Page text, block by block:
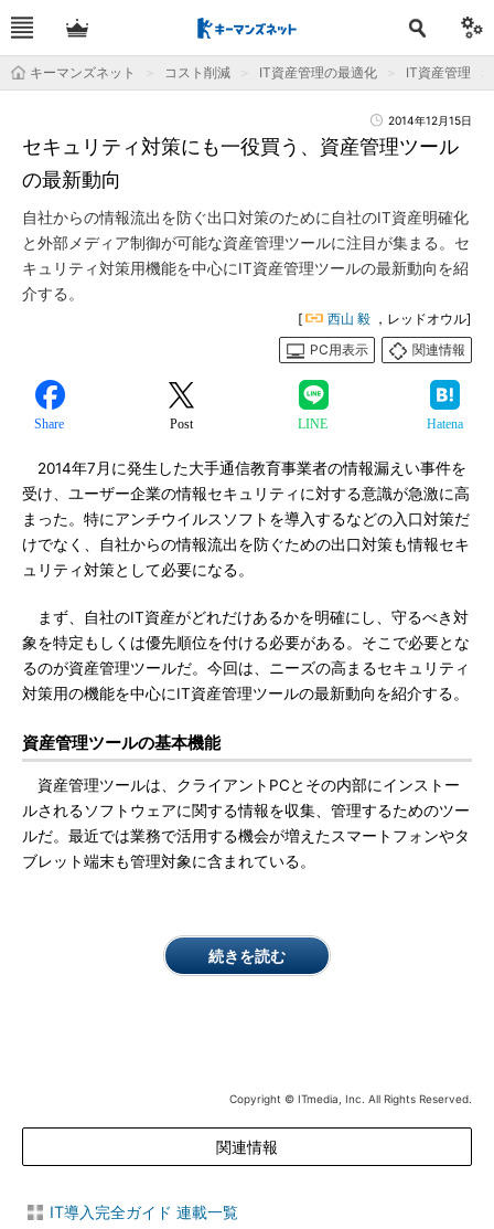
キーマンズネット コスト削減 IT資産管理の最適化 IT資産管理
2014年12月15日
セキュリティ対策にも一役買う、資産管理ツール
の最新動向
自社からの情報流出を防ぐ出口対策のために自社のIT資産明確化
と外部メディア制御が可能な資産管理ツールに注目が集まる。セ
キュリティ対策用機能を中心にIT資産管理ツールの最新動向を紹
介する。
[ 西山 毅 ，レッドオウル]
PC用表示
関連情報
Share Post LINE Hatena
2014年7月に発生した大手通信教育事業者の情報漏えい事件を
受け、ユーザー企業の情報セキュリティに対する意識が急激に高
まった。特にアンチウイルスソフトを導入するなどの入口対策だ
けでなく、自社からの情報流出を防ぐための出口対策も情報セキ
ュリティ対策として必要になる。
まず、自社のIT資産がどれだけあるかを明確にし、守るべき対
象を特定もしくは優先順位を付ける必要がある。そこで必要とな
るのが資産管理ツールだ。今回は、ニーズの高まるセキュリティ
対策用の機能を中心にIT資産管理ツールの最新動向を紹介する。
資産管理ツールの基本機能
資産管理ツールは、クライアントPCとその内部にインストー
ルされるソフトウェアに関する情報を収集、管理するためのツー
ルだ。最近では業務で活用する機会が増えたスマートフォンやタ
ブレット端末も管理対象に含まれている。
続きを読む
Copyright © ITmedia, Inc. All Rights Reserved.
関連情報
IT導入完全ガイド 連載一覧